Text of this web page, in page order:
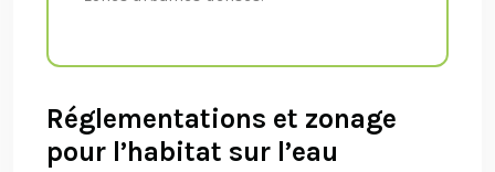
Réglementations et zonage
pour l’habitat sur l’eau